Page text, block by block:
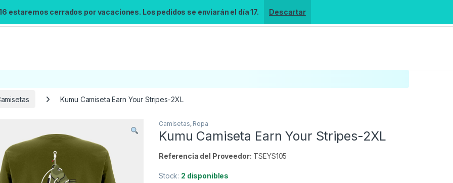
estaremos cerrados por vacaciones. Los pedidos se enviarán el día 17. Descartar
Búsqueda no disponible
No se pudo cargar el widget de búsqueda.
Inténtalo de nuevo.
Reintentar
Kumu Camiseta Earn Your Stripes-2XL
Camisetas, Ropa
Kumu Camiseta Earn Your Stripes-2XL
Referencia del Proveedor: TSEYS105
Stock: 2 disponibles